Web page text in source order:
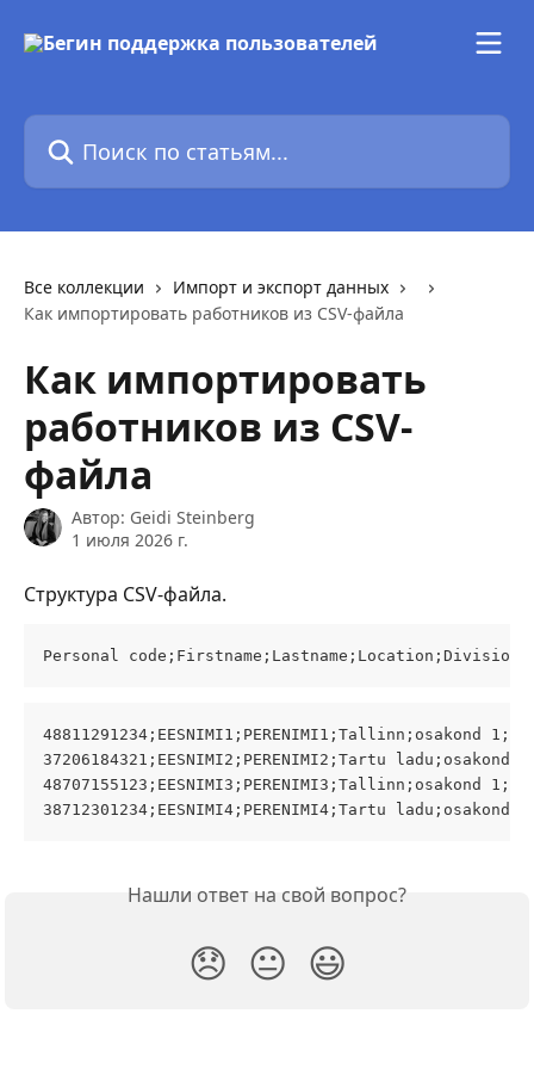
Поиск по статьям...
Все коллекции
Импорт и экспорт данных
Как импортировать работников из CSV-файла
Как импортировать
работников из CSV-
файла
Автор: Geidi Steinberg
1 июля 2026 г.
Структура CSV-файла.
Personal
48811291234;EESNIMI1;PERENIMI1;Tallinn;osakond
37206184321;EESNIMI2;PERENIMI2;Tartu ladu;osakond
48707155123;EESNIMI3;PERENIMI3;Tallinn;osakond
38712301234;EESNIMI4;PERENIMI4;Tartu ladu;osakond
Нашли ответ на свой вопрос?
😞 😐 😃